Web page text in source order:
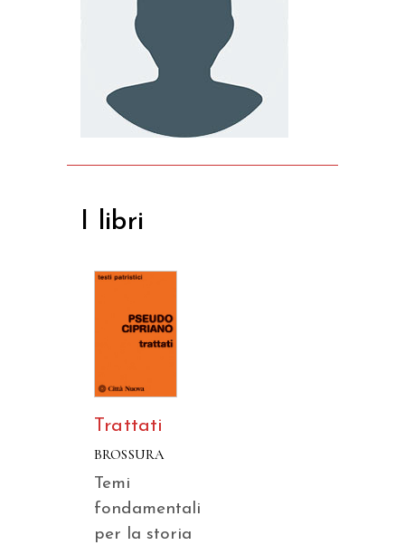
I libri
Trattati
BROSSURA
Temi
fondamentali
per la storia